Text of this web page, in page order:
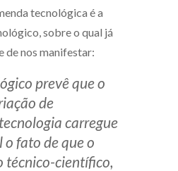
tecnológica é a
sobre o qual já
de nos manifestar:
prevê que o
de
carregue
fato de que o
técnico-científico,